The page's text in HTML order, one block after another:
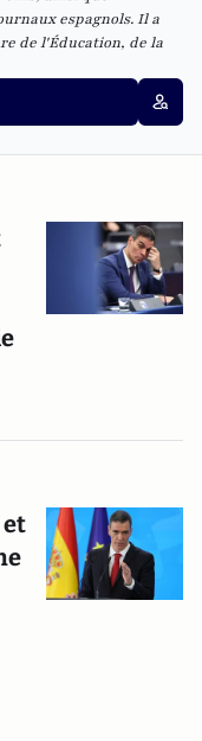
espagnols. Il a
de l'Éducation, de la
et